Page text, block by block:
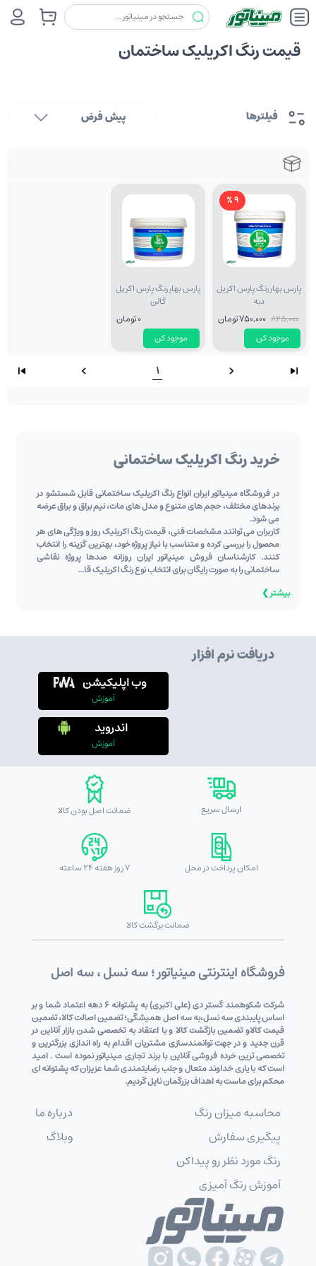
قیمت رنگ اکریلیک ساختمان
فیلترها پیش فرض
9 %
پارس بهار رنگ پارس اکریل
دبه
موجود کن
825,000 750,000 تومان
پارس بهار رنگ پارس اکریل
گالن
موجود کن
0 تومان
1
خرید رنگ اکریلیک ساختمانی
در فروشگاه مینیاتور ایران انواع رنگ اکریلیک ساختمانی قابل شستشو در
برندهای مختلف، حجم ‌های متنوع و مدل ‌های مات، نیم ‌براق و براق عرضه
می‌ شود.
کاربران می ‌توانند مشخصات فنی، قیمت رنگ اکریلیک روز و ویژگی ‌های هر
محصول را بررسی کرده و متناسب با نیاز پروژه خود، بهترین گزینه را انتخاب
کنند. کارشناسان فروش مینیاتور ایران روزانه صدها پروژه نقاشی
ساختمانی را به صورت رایگان برای انتخاب نوع رنگ اکریلیک قا...
بیشتر ❯
دریافت نرم افزار
وب اپلیکیشن
آموزش
اندروید
آموزش
ارسال سریع ضمانت اصل بودن کالا
امکان پرداخت در محل 7 روز هفته 24 ساعته
ضمانت برگشت کالا
فروشگاه اینترنتی مینیاتور ؛ سه نسل ، سه اصل
شرکت شکوهمند گستر دی (علی اکبری) به پشتوانه 6 دهه اعتماد شما و بر
اساس پایبندی سه نسل،به سه اصل همیشگی؛ تضمین اصالت کالا، تضمین
قیمت کالاو تضمین بازگشت کالا و با اعتقاد به تخصصی شدن بازار آنلاین در
قرن جدید و در جهت توانمندسازی مشتریان اقدام به راه اندازی بزرگترین و
تخصصی ترین خرده فروشی آنلاین با برند تجاری مینیاتور نموده است . امید
است که با یاری خداوند متعال و جلب رضایتمندی شما عزیزان که پشتوانه ای
محکم برای ماست به اهداف بزرگمان نایل گردیم.
محاسبه میزان رنگ
پیگیری سفارش
رنگ مورد نظر رو پیداکن
آموزش رنگ آمیزی
درباره ما
وبلاگ